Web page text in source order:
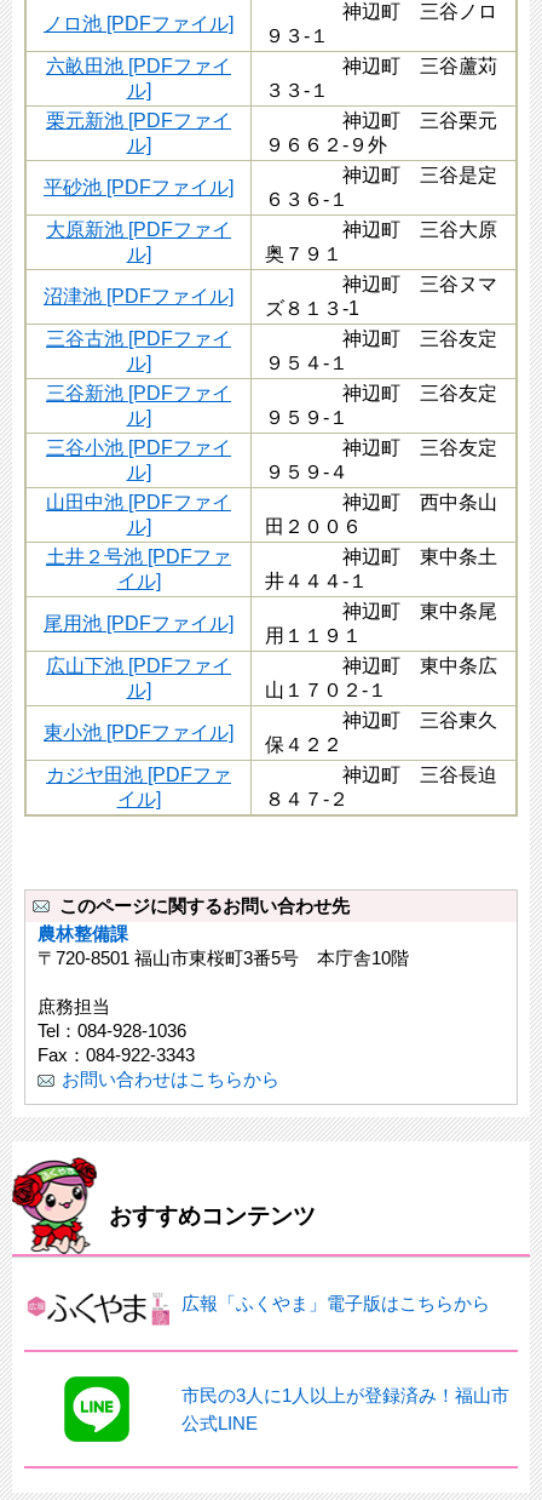
ノロ池 [PDFファイル]
神辺町 三谷ノロ
９３-１
六畝田池 [PDFファイ
ル]
神辺町 三谷蘆苅
３３-１
栗元新池 [PDFファイ
ル]
神辺町 三谷栗元
９６６２-９外
平砂池 [PDFファイル]
神辺町 三谷是定
６３６-１
大原新池 [PDFファイ
ル]
神辺町 三谷大原
奥７９１
沼津池 [PDFファイル]
神辺町 三谷ヌマ
ズ８１３-1
三谷古池 [PDFファイ
ル]
神辺町 三谷友定
９５４-１
三谷新池 [PDFファイ
ル]
神辺町 三谷友定
９５９-１
三谷小池 [PDFファイ
ル]
神辺町 三谷友定
９５９-４
山田中池 [PDFファイ
ル]
神辺町 西中条山
田２００６
土井２号池 [PDFファ
イル]
神辺町 東中条土
井４４４-１
尾用池 [PDFファイル]
神辺町 東中条尾
用１１９１
広山下池 [PDFファイ
ル]
神辺町 東中条広
山１７０２-１
東小池 [PDFファイル]
神辺町 三谷東久
保４２２
カジヤ田池 [PDFファ
イル]
神辺町 三谷長迫
８４７-２
このページに関するお問い合わせ先
農林整備課
〒720-8501 福山市東桜町3番5号 本庁舎10階
庶務担当
Tel：084-928-1036
Fax：084-922-3343
お問い合わせはこちらから
おすすめコンテンツ
広報「ふくやま」電子版はこちらから
市民の3人に1人以上が登録済み！福山市
公式LINE